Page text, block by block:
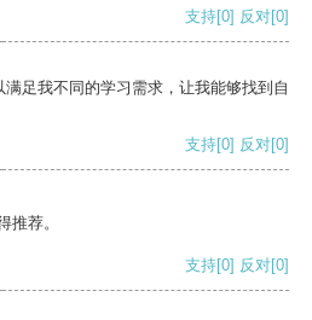
支持[0] 反对[0]
足我不同的学习需求，让我能够找到自
支持[0] 反对[0]
推荐。
支持[0] 反对[0]